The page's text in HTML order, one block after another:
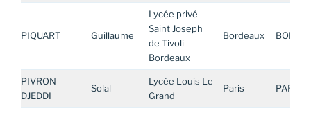
PIQUART Guillaume
Lycée privé
Saint Joseph
de Tivoli
Bordeaux
Bordeaux
PIVRON
DJEDDI
Solal
Lycée Louis Le
Grand
Paris PARIS